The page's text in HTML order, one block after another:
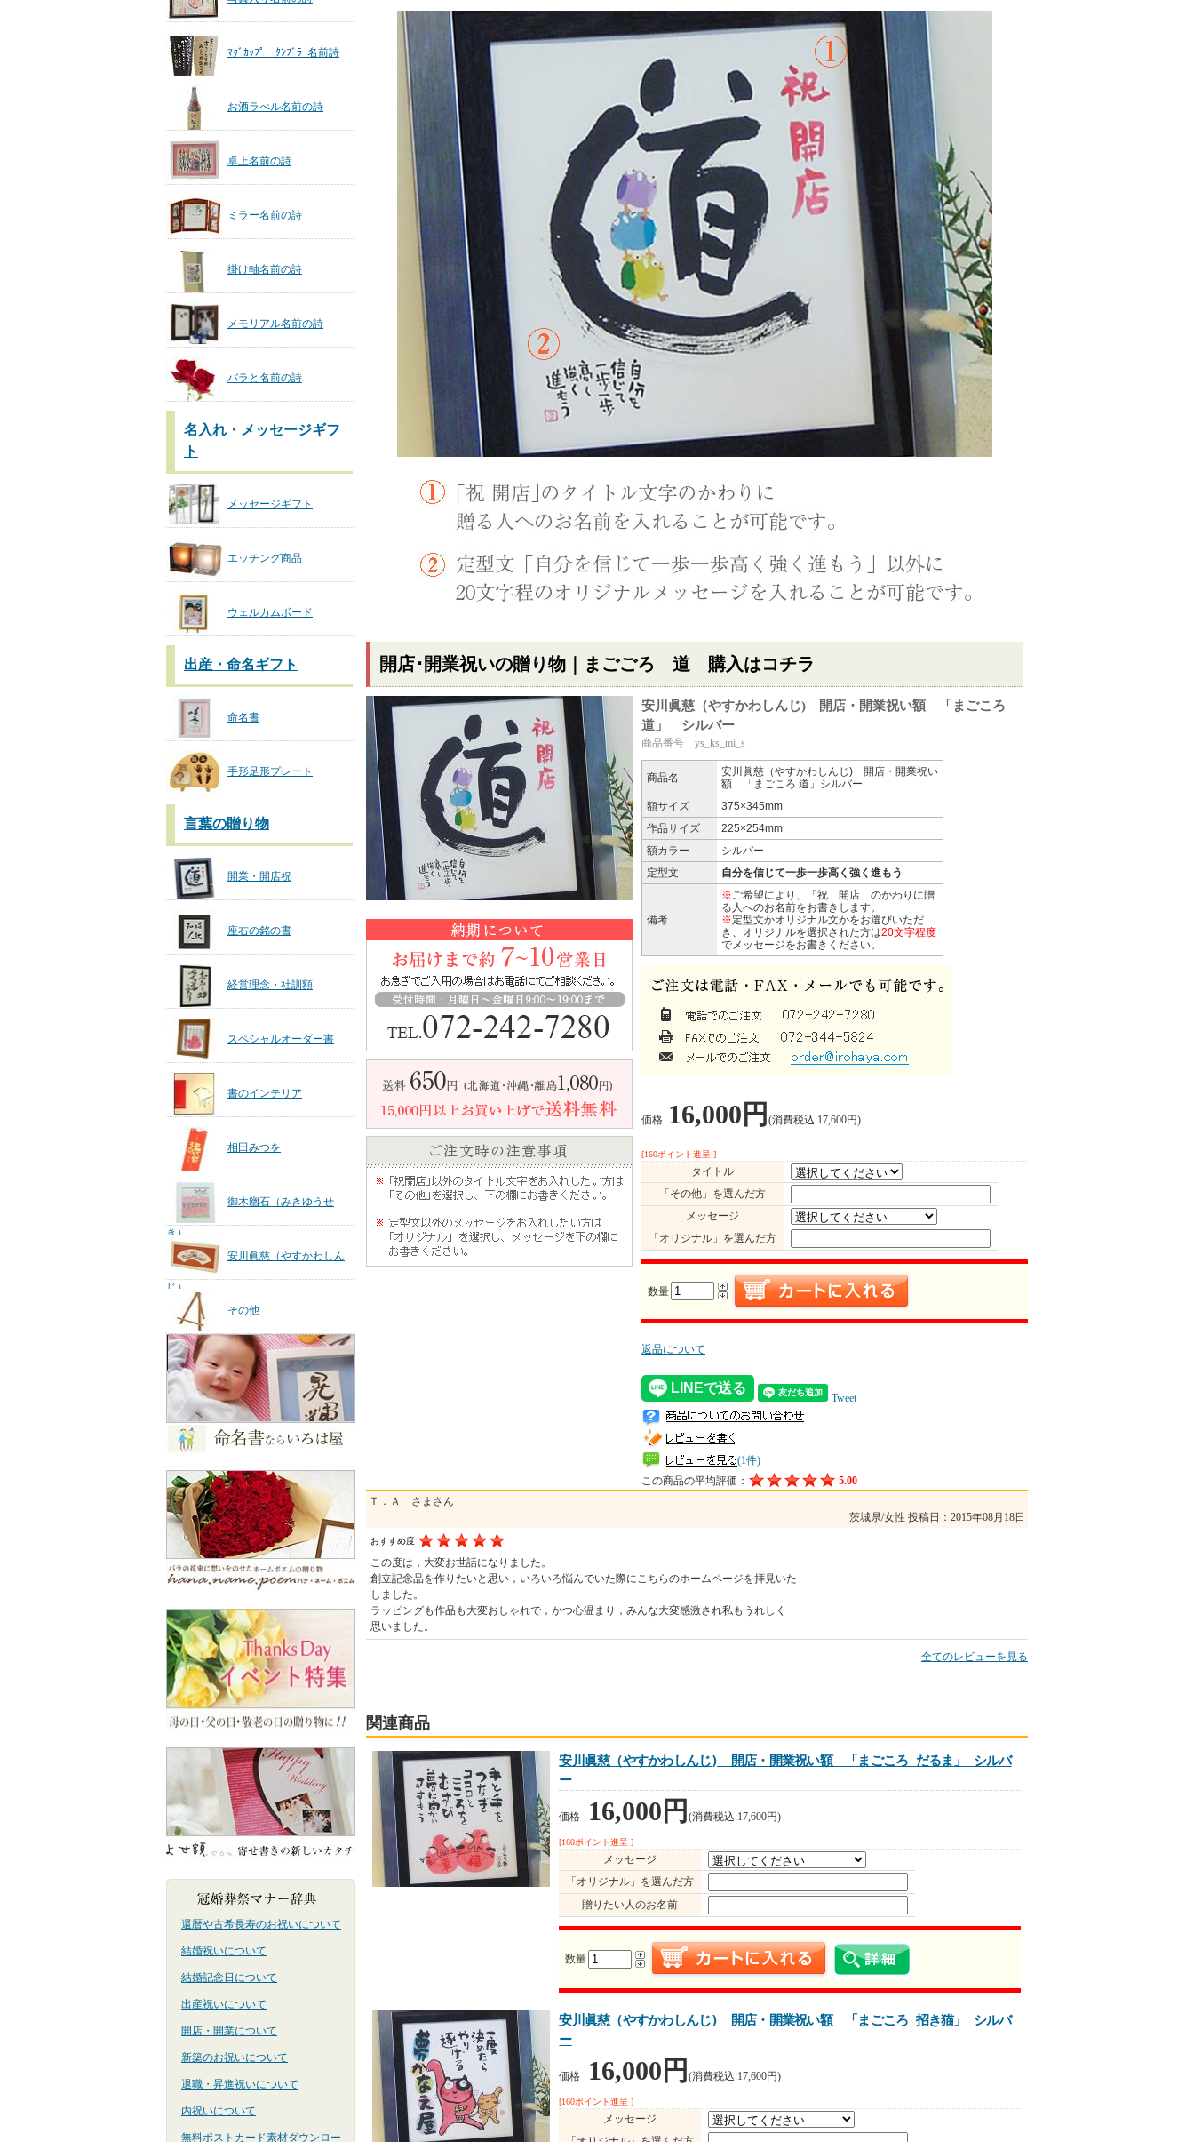
ﾏｸﾞｶｯﾌﾟ・ﾀﾝﾌﾞﾗｰ名前詩
お酒ラべル名前の詩
卓上名前の詩
ミラー名前の詩
掛け軸名前の詩
メモリアル名前の詩
バラと名前の詩
名入れ・メッセージギフ
ト
メッセージギフト
エッチング商品
ウェルカムボード
出産・命名ギフト
命名書
手形足形プレート
言葉の贈り物
開業・開店祝
座右の銘の書
経営理念・社訓額
スペシャルオーダー書
書のインテリア
相田みつを
御木幽石（みきゆうせ
き）
安川眞慈（やすかわしん
じ）
その他
還暦や古希長寿のお祝いについて
結婚祝いについて
結婚記念日について
出産祝いについて
開店・開業について
新築のお祝いについて
退職・昇進祝いについて
内祝いについて
無料ポストカード素材ダウンロー
開店･開業祝いの贈り物｜まごごろ 道 購入はコチラ
安川眞慈（やすかわしんじ) 開店・開業祝い額 「まごころ
道」 シルバー
商品番号 ys_ks_mi_s
商品名
安川眞慈（やすかわしんじ) 開店・開業祝い
額 「まごころ 道」シルバー
額サイズ
375×345mm
作品サイズ
225×254mm
額カラー
シルバー
定型文
自分を信じて一歩一歩高く強く進もう
備考
※ご希望により、「祝 開店」のかわりに贈
る人へのお名前をお書きします。
※定型文かオリジナル文かをお選びいただ
き、オリジナルを選択された方は20文字程度
でメッセージをお書きください。
価格 16,000円 (消費税込:17,600円)
[160ポイント進呈 ]
タイトル
「その他」を選んだ方
メッセージ
「オリジナル」を選んだ方
数量
返品について
Tweet
(1件)
この商品の平均評価：
5.00
Ｔ．Ａ さまさん
茨城県/女性 投稿日：2015年08月18日
おすすめ度
この度は，大変お世話になりました。
創立記念品を作りたいと思い，いろいろ悩んでいた際にこちらのホームページを拝見いた
しました。
ラッピングも作品も大変おしゃれで，かつ心温まり，みんな大変感激され私もうれしく
思いました。
全てのレビューを見る
関連商品
安川眞慈（やすかわしんじ) 開店・開業祝い額 「まごころ だるま」 シルバ
ー
価格 16,000円(消費税込:17,600円)
[160ポイント進呈 ]
メッセージ
「オリジナル」を選んだ方
贈りたい人のお名前
数量
安川眞慈（やすかわしんじ) 開店・開業祝い額 「まごころ 招き猫」 シルバ
ー
価格 16,000円(消費税込:17,600円)
[160ポイント進呈 ]
メッセージ